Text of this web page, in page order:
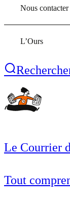
Nous contacter
L’Ours
Le Courrier
Tout